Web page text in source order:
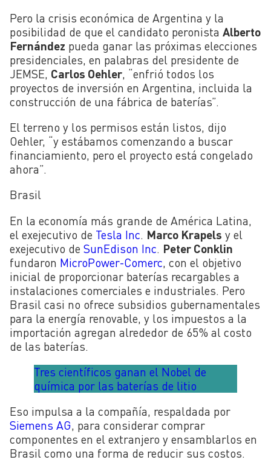
Pero la crisis económica de Argentina y la
posibilidad de que el candidato peronista Alberto
Fernández pueda ganar las próximas elecciones
presidenciales, en palabras del presidente de
JEMSE, Carlos Oehler, “enfrió todos los
proyectos de inversión en Argentina, incluida la
construcción de una fábrica de baterías”.
El terreno y los permisos están listos, dijo
Oehler, “y estábamos comenzando a buscar
financiamiento, pero el proyecto está congelado
ahora”.
Brasil
En la economía más grande de América Latina,
el exejecutivo de Tesla Inc Marco Krapels y el
exejecutivo de SunEdison Inc Peter Conklin
fundaron MicroPower-Comerc , con el objetivo
inicial de proporcionar baterías recargables a
instalaciones comerciales e industriales. Pero
Brasil casi no ofrece subsidios gubernamentales
para la energía renovable, y los impuestos a la
importación agregan alrededor de 65% al costo
de las baterías.
Tres científicos ganan el Nobel de
química por las baterías de litio
Eso impulsa a la compañía, respaldada por
Siemens AG, para considerar comprar
componentes en el extranjero y ensamblarlos en
Brasil como una forma de reducir sus costos.